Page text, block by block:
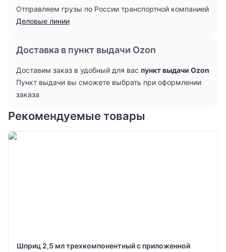
Отправляем грузы по России транспортной компанией
Деловые линии
Доставка в пункт выдачи Ozon
Доставим заказ в удобный для вас пункт выдачи Ozon
Пункт выдачи вы сможете выбрать при оформлении
заказа
Рекомендуемые товары
Шприц 2,5 мл трехкомпонентный с приложенной